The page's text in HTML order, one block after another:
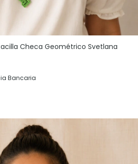
Checa Geométrico Svetlana
Bancaria